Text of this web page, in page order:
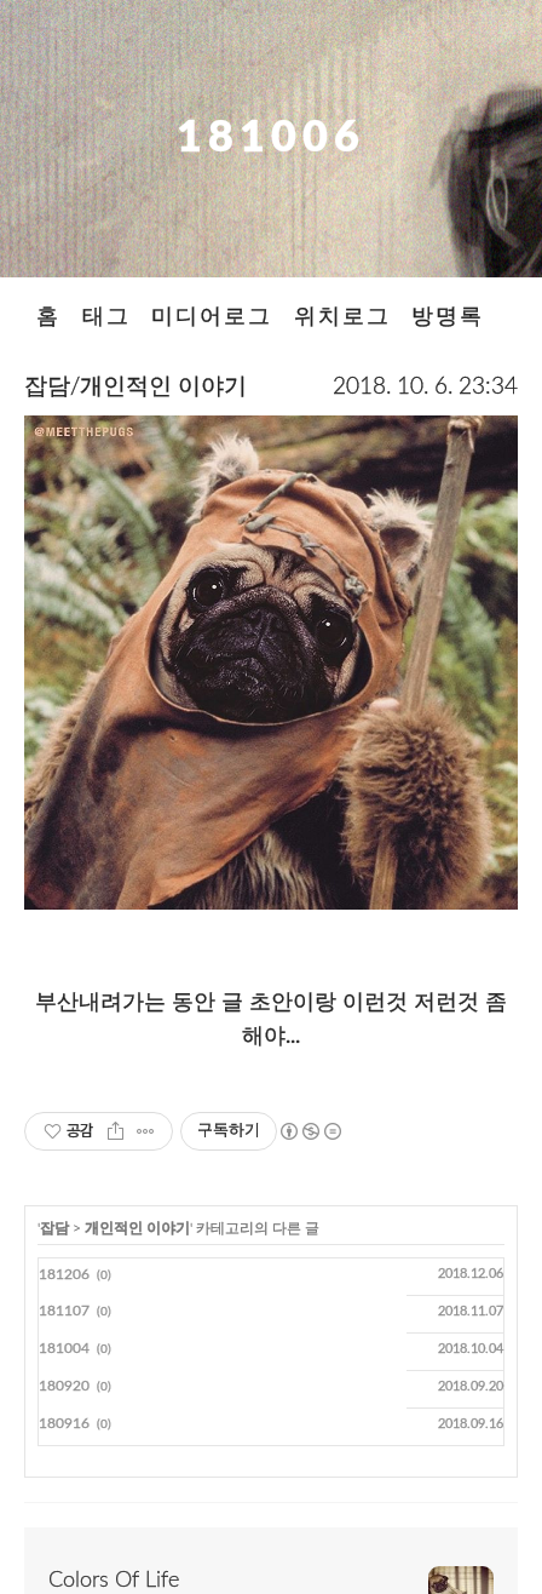
181006
홈 태그 미디어로그 위치로그 방명록
잡담/개인적인 이야기 2018. 10. 6. 23:34
부산내려가는 동안 글 초안이랑 이런것 저런것 좀
해야...
공감 구독하기
'잡담> 개인적인 이야기 ' 카테고리의 다른 글
181206 (0) 2018.12.06
181107 (0) 2018.11.07
181004 (0) 2018.10.04
180920 (0) 2018.09.20
180916 (0) 2018.09.16
Colors Of Life